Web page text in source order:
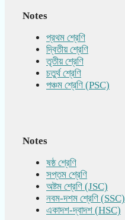
Notes
প্রথম শ্রেণি
দ্বিতীয় শ্রেণি
তৃতীয় শ্রেণি
চতুর্থ শ্রেণি
পঞ্চম শ্রেণি (PSC)
Notes
ষষ্ঠ শ্রেণি
সপ্তম শ্রেণি
অষ্টম শ্রেণি (JSC)
নবম-দশম শ্রেণি (SSC)
একাদশ-দ্বাদশ (HSC)